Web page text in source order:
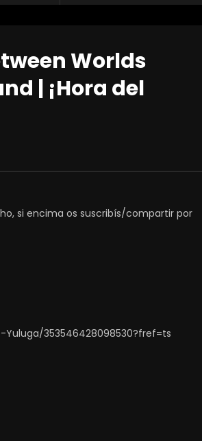
Worlds
| ¡Hora del
si encima os suscribís/compartir por
353546428098530?fref=ts